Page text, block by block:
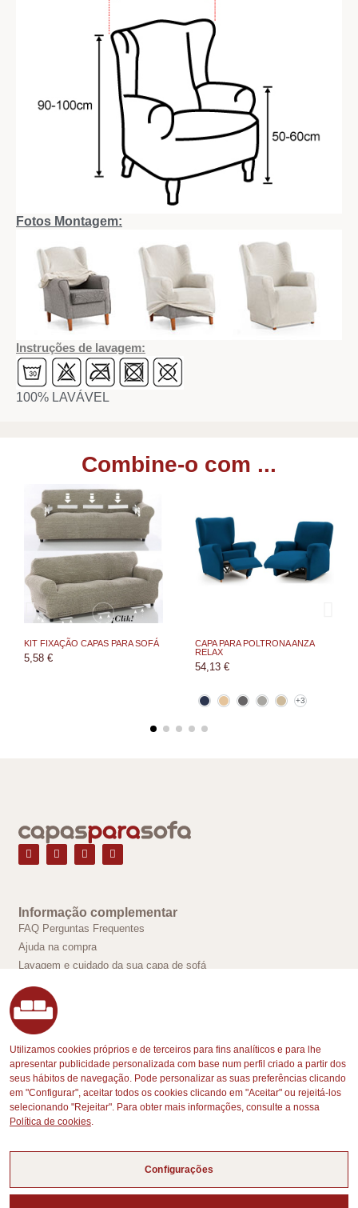
Fotos Montagem:
Instruções de lavagem:
100% LAVÁVEL
Combine-o com ...
KIT FIXAÇÃO CAPAS PARA SOFÁ
5,58 €
CAPA PARA POLTRONA ANZA
RELAX
54,13 €
+3
Informação complementar
FAQ Perguntas Frequentes
Ajuda na compra
Lavagem e cuidado da sua capa de sofá
Sobre nós
Quem Somos
Conheça a nossa oficina
Pagamento e segurança
A sua conta
Dados pessoais
Endereços
Histórico de pedidos
Política de cookies
Utilizamos cookies próprios e de terceiros para fins analíticos e para lhe
apresentar publicidade personalizada com base num perfil criado a partir dos
seus hábitos de navegação. Pode personalizar as suas preferências clicando
em "Configurar", aceitar todos os cookies clicando em "Aceitar" ou rejeitá-los
selecionando "Rejeitar". Para obter mais informações, consulte a nossa
Política de cookies.
Configurações